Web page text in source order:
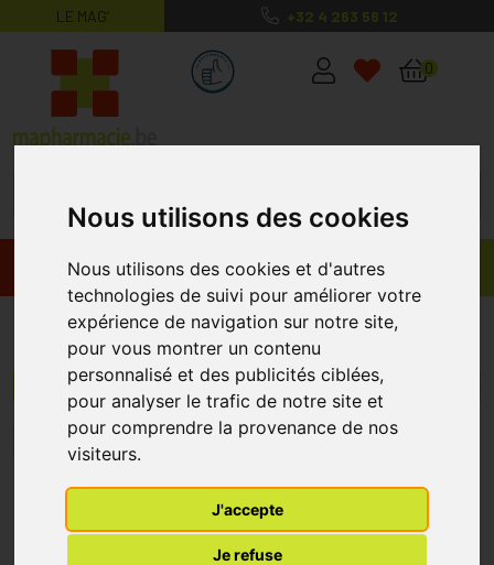
Nous utilisons des cookies
Nous utilisons des cookies et d'autres
technologies de suivi pour améliorer votre
expérience de navigation sur notre site,
pour vous montrer un contenu
personnalisé et des publicités ciblées,
pour analyser le trafic de notre site et
pour comprendre la provenance de nos
visiteurs.
J'accepte
Je refuse
LE MAG’ +32 4 263 56 12
MaPharmacie.be ma santé, mes
0
Promos Produits
Melphar
Menu/Filtres